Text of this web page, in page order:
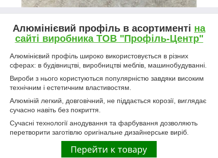
Алюмінієвий профіль в асортименті на
сайті виробника ТОВ "Профіль-Центр"
Алюмінієвий профіль широко використовується в різних
сферах: в будівництві, виробництві меблів, машинобудуванні.
Вироби з нього користуються популярністю завдяки високим
технічним і естетичним властивостям.
Алюміній легкий, довговічний, не піддається корозії, виглядає
сучасно навіть без покриття.
Сучасні технології анодування та фарбування дозволяють
перетворити заготівлю оригінальне дизайнерське виріб.